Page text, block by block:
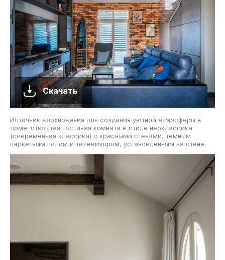
Скачать
Источник вдохновения для создания уютной атмосферы в
доме: открытая гостиная комната в стиле неоклассика
(современная классика) с красными стенами, темным
паркетным полом и телевизором, установленным на стене.